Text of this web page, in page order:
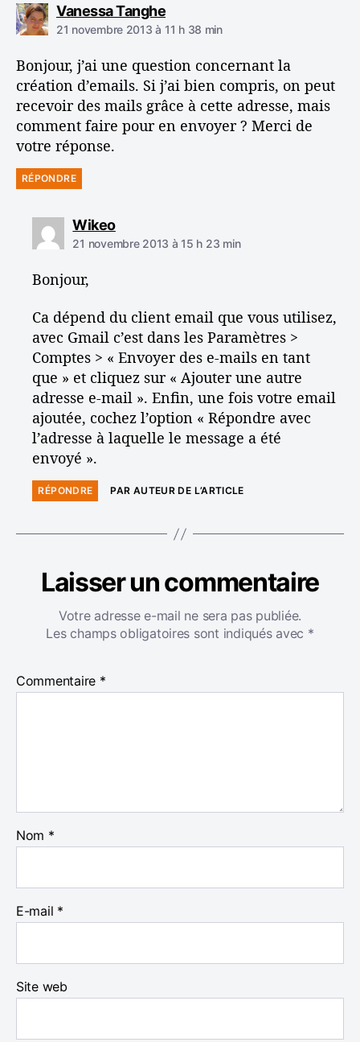
Vanessa Tanghed
i
:
21 novembre 2013 à 11 h 38 min
Bonjour, j’ai une question concernant la
création d’emails. Si j’ai bien compris, on peut
recevoir des mails grâce à cette adresse, mais
comment faire pour en envoyer ? Merci de
votre réponse.
RÉPONDRE
Wikeod
i
21 novembre 2013 à 15 h 23 min
Bonjour,
Ca dépend du client email que vous utilisez,
avec Gmail c’est dans les Paramètres >
Comptes > « Envoyer des e-mails en tant
que » et cliquez sur « Ajouter une autre
adresse e-mail ». Enfin, une fois votre email
ajoutée, cochez l’option « Répondre avec
l’adresse à laquelle le message a été
envoyé ».
RÉPONDRE PAR AUTEUR DE L’ARTICLE
Laisser un commentaire
Votre adresse e-mail ne sera pas publiée.
Les champs obligatoires sont indiqués avec *
Commentaire *
Nom *
E-mail *
Site web